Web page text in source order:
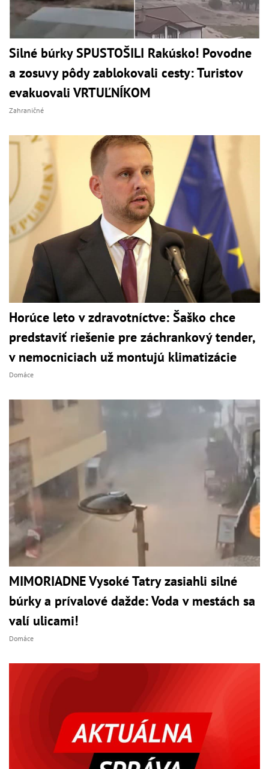
Silné búrky SPUSTOŠILI Rakúsko! Povodne
a zosuvy pôdy zablokovali cesty: Turistov
evakuovali VRTUĽNÍKOM
Zahraničné
Horúce leto v zdravotníctve: Šaško chce
predstaviť riešenie pre záchrankový tender,
v nemocniciach už montujú klimatizácie
Domáce
MIMORIADNE Vysoké Tatry zasiahli silné
búrky a prívalové dažde: Voda v mestách sa
valí ulicami!
Domáce